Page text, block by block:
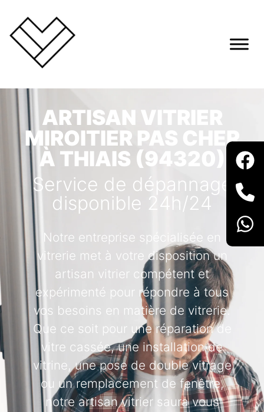
ARTISAN VITRIER
MIROITIER PAS CHER
À THIAIS (94320)
Service de dépannage
disponible 24h/24
Notre entreprise spécialisée en
vitrerie met à votre disposition un
artisan vitrier compétent et
expérimenté pour répondre à tous
vos besoins en matière de vitrerie.
Que ce soit pour une réparation de
vitre cassée, une installation de
vitrine, une pose de double vitrage
ou un remplacement de fenêtre,
notre artisan vitrier saura vous